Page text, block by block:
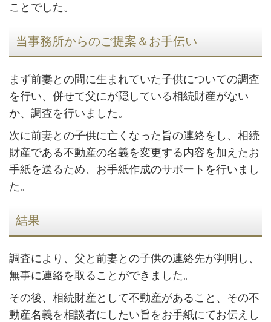
ことでした。
当事務所からのご提案＆お手伝い
まず前妻との間に生まれていた子供についての調査
を行い、併せて父にが隠している相続財産がない
か、調査を行いました。
次に前妻との子供に亡くなった旨の連絡をし、相続
財産である不動産の名義を変更する内容を加えたお
手紙を送るため、お手紙作成のサポートを行いまし
た。
結果
調査により、父と前妻との子供の連絡先が判明し、
無事に連絡を取ることができました。
その後、相続財産として不動産があること、その不
動産名義を相談者にしたい旨をお手紙にてお伝えし